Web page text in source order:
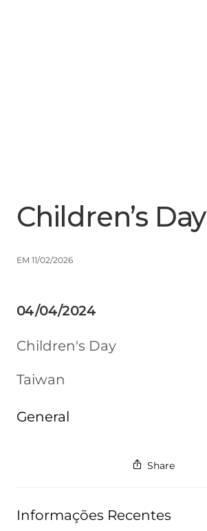
Children’s Day
EM 11/02/2026
04/04/2024
Children's Day
Taiwan
General
Share
Informações Recentes